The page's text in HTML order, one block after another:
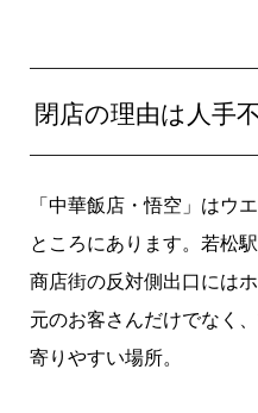
閉店の理由は人手
「中華飯店・悟空」はウ
ところにあります。若松
商店街の反対側出口には
元のお客さんだけでなく
寄りやすい場所。